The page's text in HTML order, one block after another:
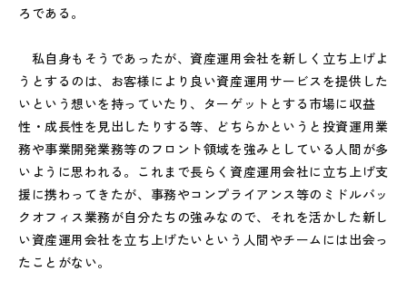
ろである。
私自身もそうであったが、資産運用会社を新しく立ち上げよ
うとするのは、お客様により良い資産運用サービスを提供した
いという想いを持っていたり、ターゲットとする市場に収益
性・成長性を見出したりする等、どちらかというと投資運用業
務や事業開発業務等のフロント領域を強みとしている人間が多
いように思われる。これまで長らく資産運用会社に立ち上げ支
援に携わってきたが、事務やコンプライアンス等のミドルバッ
クオフィス業務が自分たちの強みなので、それを活かした新し
い資産運用会社を立ち上げたいという人間やチームには出会っ
たことがない。